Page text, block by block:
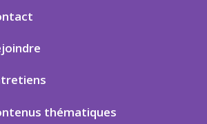
thématiques